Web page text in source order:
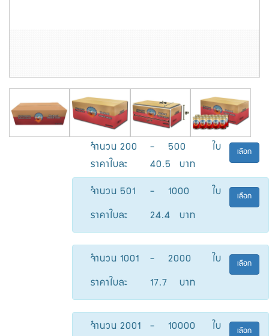
เลือก
จำนวน 200 - 500 ใบ
ราคาใบละ 40.5 บาท
เลือก
จำนวน 501 - 1000 ใบ
ราคาใบละ 24.4 บาท
เลือก
จำนวน 1001 - 2000 ใบ
ราคาใบละ 17.7 บาท
เลือก
จำนวน 2001 - 10000 ใบ